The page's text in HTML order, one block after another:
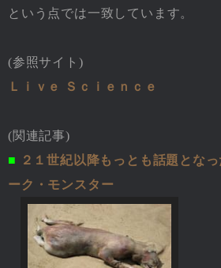
という点では一致しています。
(参照サイト)
Ｌｉｖｅ Ｓｃｉｅｎｃｅ
(関連記事)
■
２１世紀以降もっとも話題とな
ーク・モンスター